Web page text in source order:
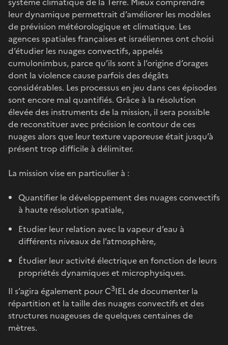
leur dynamique permettrait d’améliorer les modèles
de prévision météorologique et climatique. Les
agences spatiales françaises et israéliennes ont choisi
d’étudier les nuages convectifs, appelés
cumulonimbus, parce qu’ils sont à l’origine d’orages
dont la violence cause parfois des dégâts
considérables. Les processus en jeu dans ces épisodes
sont encore mal quantifiés. Grâce à la résolution
élevée des instruments de la mission, il sera possible
de reconstituer avec précision le contour de ces
nuages alors que leur texture vaporeuse était jusqu’à
présent trop difficile à délimiter.
La mission vise en particulier à :
Quantifier le développement des nuages convectifs
à haute résolution spatiale,
Etudier leur relation avec la vapeur d’eau à
différents niveaux de l’atmosphère,
Étudier leur activité électrique en fonction de leurs
propriétés dynamiques et microphysiques.
Il s’agira également pour C3IEL de documenter la
répartition et la taille des nuages convectifs et des
structures nuageuses de quelques centaines de
mètres.